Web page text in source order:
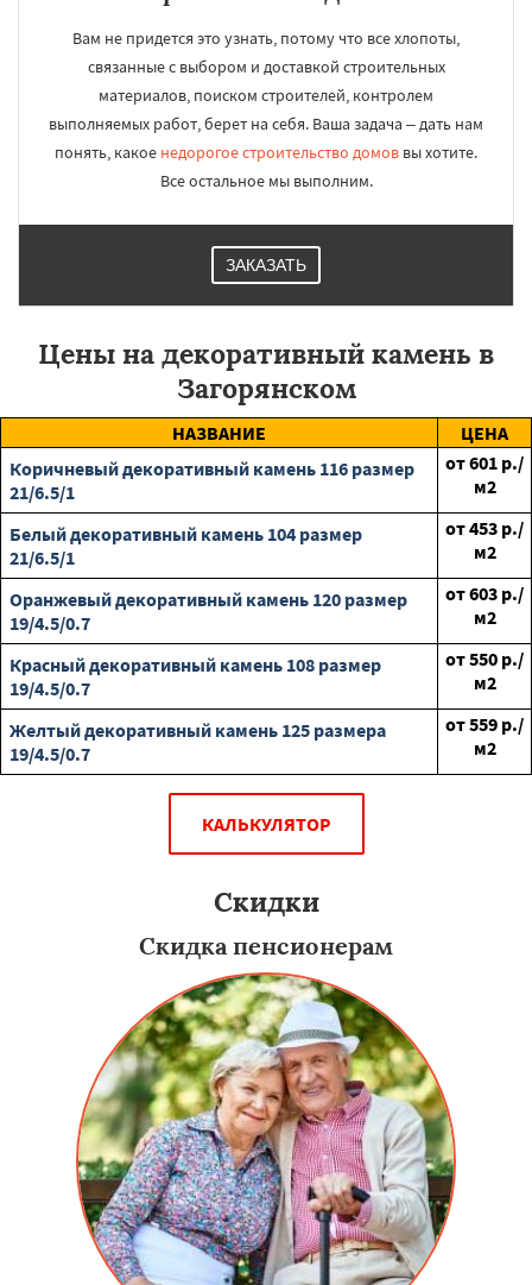
Вам не придется это узнать, потому что все хлопоты,
связанные с выбором и доставкой строительных
материалов, поиском строителей, контролем
выполняемых работ, берет на себя. Ваша задача – дать нам
понять, какое недорогое строительство домов вы хотите.
Все остальное мы выполним.
ЗАКАЗАТЬ
Цены на декоративный камень в
Загорянском
НАЗВАНИЕ
ЦЕНА
Коричневый декоративный камень 116 размер
21/6.5/1
от601 р./
м2
Белый декоративный камень 104 размер
21/6.5/1
от453 р./
м2
Оранжевый декоративный камень 120 размер
19/4.5/0.7
от603 р./
м2
Красный декоративный камень 108 размер
19/4.5/0.7
от550 р./
м2
Желтый декоративный камень 125 размера
19/4.5/0.7
от559 р./
м2
КАЛЬКУЛЯТОР
Скидки
Скидка пенсионерам